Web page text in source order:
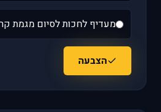
מעדיף לחכות לסיום מגמת
הצבעה